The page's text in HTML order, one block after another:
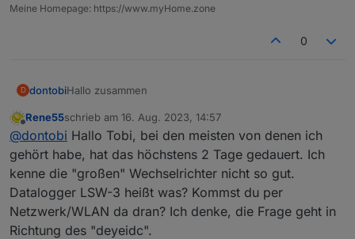
Meine Homepage: https://www.myHome.zone
0
D dontobiHallo zusammen
Seit Montag ist bei mir auch eine PV Anlage in Betrieb.
Dabei ist ein Deye SUN-10K-SG04LP3-EU inkl.
HomeHub Akku verbaut worden. Der HomeHub ist
nicht ans LAN angeschlossen und der Wechselrichter
hat einen Datalogger LSW-3 von Solarman verbaut.
Gestern Abend habe ich dann die E-Mail an Solarman
geschickt und warte derzeit auf die Credentials. Wie
lange hat es bei euch gedauert?
Kann ich auch den Deye Adapter nutzen, auch wenn
der DataLogger von Solarman ist?
Gruß aus dem Rheinland
Tobi
Offline
Rene55schrieb am 16. Aug. 2023, 14:57
zuletzt editiert von
@dontobi Hallo Tobi, bei den meisten von denen ich
gehört habe, hat das höchstens 2 Tage gedauert. Ich
kenne die "großen" Wechselrichter nicht so gut.
Datalogger LSW-3 heißt was? Kommst du per
Netzwerk/WLAN da dran? Ich denke, die Frage geht in
Richtung des "deyeidc".